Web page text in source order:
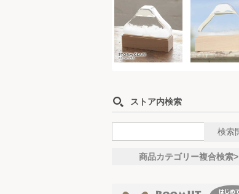
ストア内検索
商品カテゴリー複合検索>